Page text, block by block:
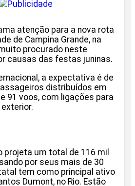
atenção para a nova rota
de Campina Grande, na
procurado neste
causas das festas juninas.
a expectativa é de
distribuídos em
91 voos, com ligações para
projeta um total de 116 mil
por seus mais de 30
tem como principal ativo
Dumont, no Rio. Estão